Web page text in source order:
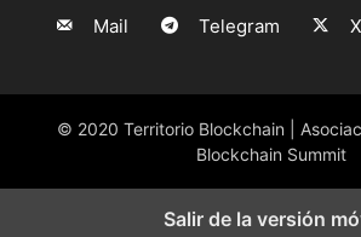
Mail Telegram X
© 2020 Territorio Blockchain |
Blockchain Summit
Salir de la versión